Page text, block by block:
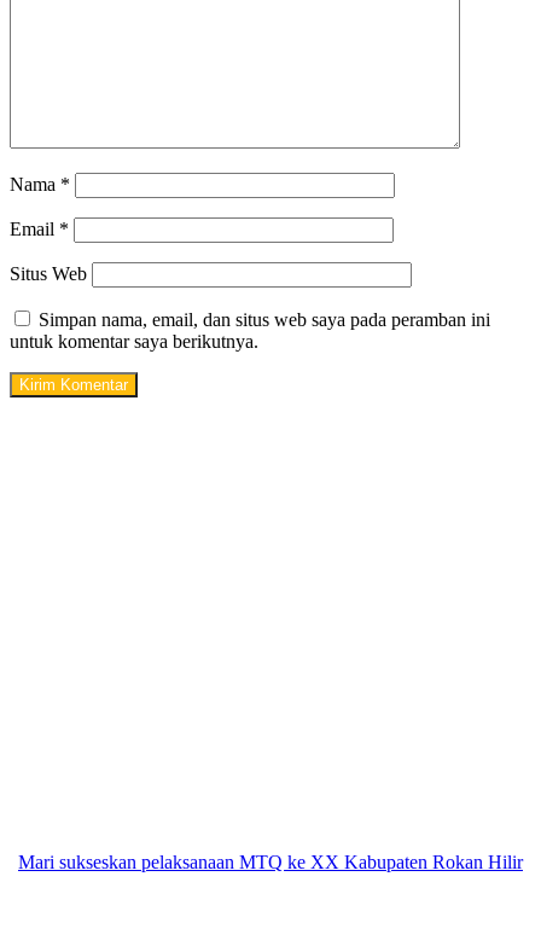
Nama *
Email *
Situs Web
Simpan nama, email, dan situs web saya pada peramban ini
untuk komentar saya berikutnya.
Mari sukseskan pelaksanaan MTQ ke XX Kabupaten Rokan Hilir